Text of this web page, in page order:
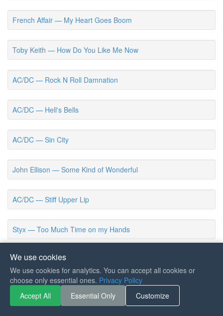
French Affair — My Heart Goes Boom
Toby Keith — How Do You Like Me Now
AC/DC — Rock N Roll Damnation
AC/DC — Hell's Bells
AC/DC — Sin City
John Ellison — Some Kind of Wonderful
AC/DC — Stiff Upper Lip
Styx — Too Much Time on my Hands
Styx — Mr Roboto
AC/DC — Problem Child
We use cookies
We use cookies for analytics. You can accept all cookies or
choose only essential ones. Privacy Policy
Accept All
Essential Only Customize